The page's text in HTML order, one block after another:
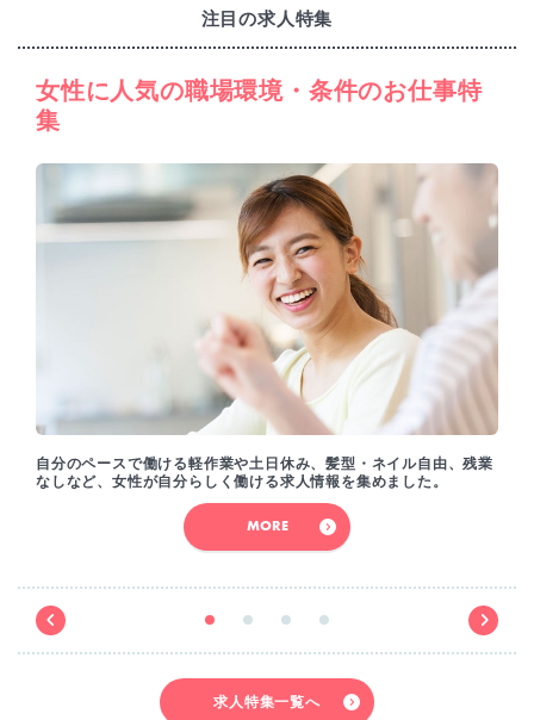
注目の求人特集
女性に人気の職場環境・条件のお仕事特
集
自分のペースで働ける軽作業や土日休み、髪型・ネイル自由、残業
なしなど、女性が自分らしく働ける求人情報を集めました。
MORE
求人特集一覧へ